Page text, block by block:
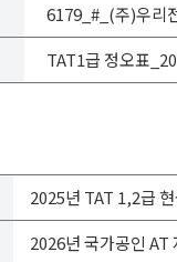
6179_#_(주)우리
TAT1급 정오표
2025년 TAT 1,2급
2026년 국가공인 AT